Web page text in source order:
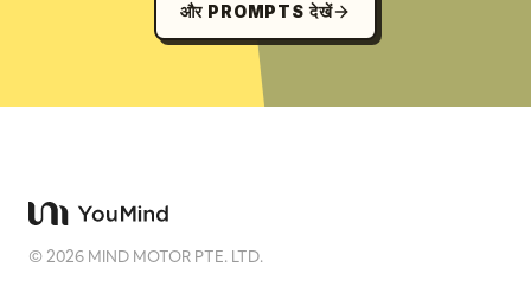
और PROMPTS देखें
©2026 MIND MOTOR PTE. LTD.